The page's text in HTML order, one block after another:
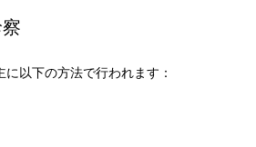
以下の方法で行われます：